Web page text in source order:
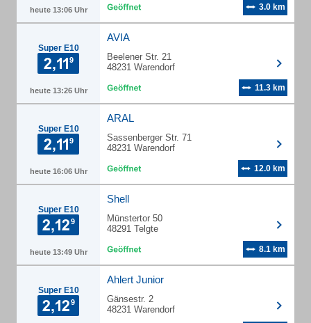
heute 13:06 Uhr 3.0 km
Super E10
heute 13:26 Uhr
AVIA
Beelener Str. 21
48231 Warendorf
11.3 km
Super E10
heute 16:06 Uhr
ARAL
Sassenberger Str. 71
48231 Warendorf
12.0 km
Super E10
heute 13:49 Uhr
Shell
Münstertor 50
48291 Telgte
8.1 km
Super E10
Ahlert Junior
Gänsestr. 2
48231 Warendorf